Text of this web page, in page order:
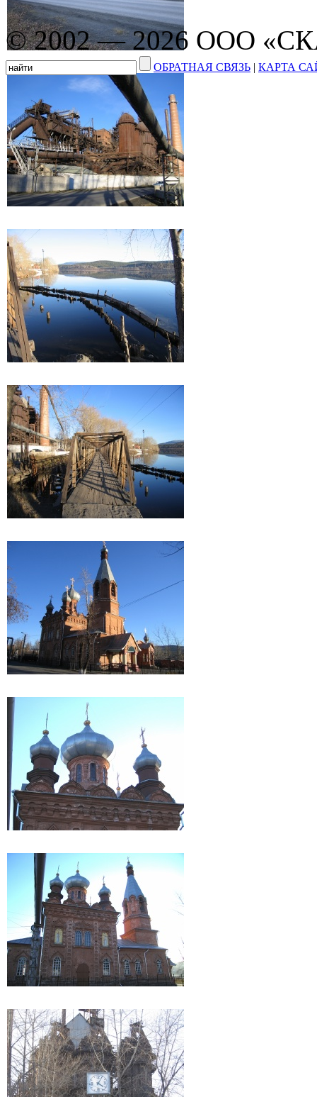
© 2002 — 2026 ООО
ОБРАТНАЯ СВЯЗЬ | КАРТА